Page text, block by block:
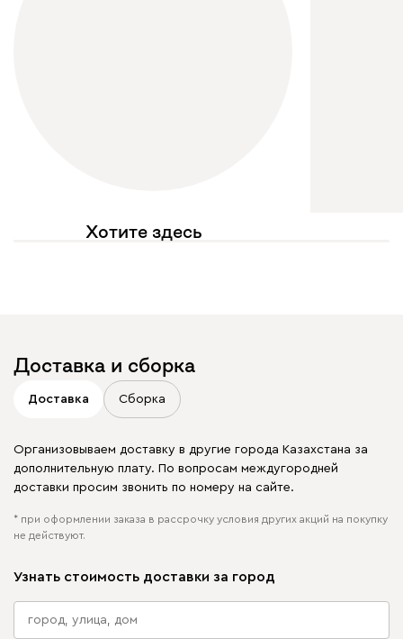
Хотите здесь
Доставка и сборка
Доставка Сборка
Организовываем доставку в другие города Казахстана за
дополнительную плату. По вопросам междугородней
доставки просим звонить по номеру на сайте.
* при оформлении заказа в рассрочку условия других акций на покупку
не действуют.
Узнать стоимость доставки за город